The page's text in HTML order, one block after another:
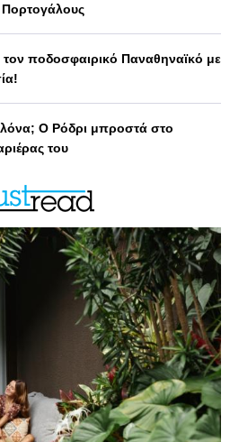
ποδοσφαιρικό Παναθηναϊκό με
Ο Ρόδρι μπροστά στο
του